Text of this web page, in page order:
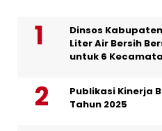
Dinsos
Liter Air Bersih
untuk 6
Publikasi Kinerja
Tahun 2025